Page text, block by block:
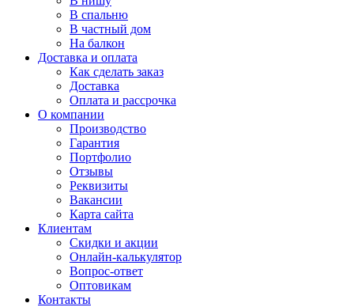
В спальню
В частный дом
На балкон
Доставка и оплата
Как сделать заказ
Доставка
Оплата и рассрочка
О компании
Производство
Гарантия
Портфолио
Отзывы
Реквизиты
Вакансии
Карта сайта
Клиентам
Скидки и акции
Онлайн-калькулятор
Вопрос-ответ
Оптовикам
Контакты